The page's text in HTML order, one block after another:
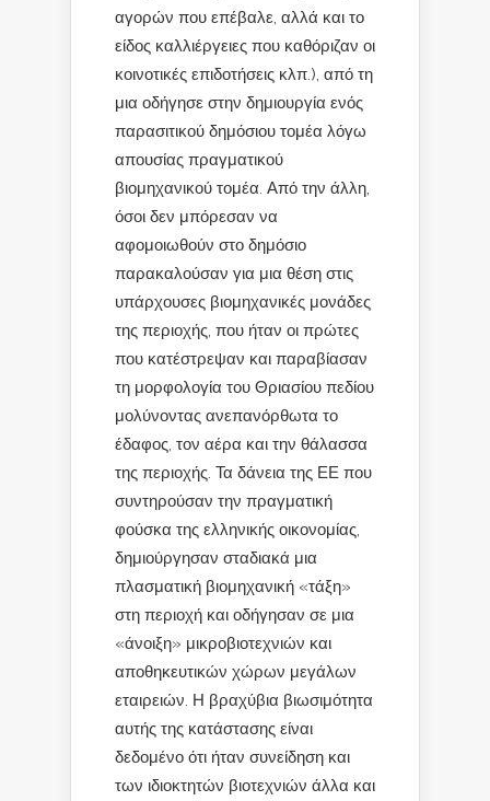
αγορών που επέβαλε, αλλά και το
είδος καλλιέργειες που καθόριζαν οι
κοινοτικές επιδοτήσεις κλπ.), από τη
μια οδήγησε στην δημιουργία ενός
παρασιτικού δημόσιου τομέα λόγω
απουσίας πραγματικού
βιομηχανικού τομέα. Από την άλλη,
όσοι δεν μπόρεσαν να
αφομοιωθούν στο δημόσιο
παρακαλούσαν για μια θέση στις
υπάρχουσες βιομηχανικές μονάδες
της περιοχής, που ήταν οι πρώτες
που κατέστρεψαν και παραβίασαν
τη μορφολογία του Θριασίου πεδίου
μολύνοντας ανεπανόρθωτα το
έδαφος, τον αέρα και την θάλασσα
της περιοχής. Τα δάνεια της ΕΕ που
συντηρούσαν την πραγματική
φούσκα της ελληνικής οικονομίας,
δημιούργησαν σταδιακά μια
πλασματική βιομηχανική «τάξη»
στη περιοχή και οδήγησαν σε μια
«άνοιξη» μικροβιοτεχνιών και
αποθηκευτικών χώρων μεγάλων
εταιρειών. Η βραχύβια βιωσιμότητα
αυτής της κατάστασης είναι
δεδομένο ότι ήταν συνείδηση και
των ιδιοκτητών βιοτεχνιών άλλα και